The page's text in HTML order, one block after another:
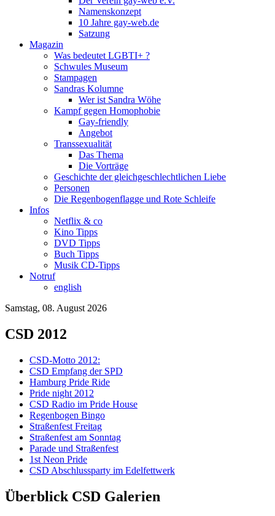
Namenskonzept
10 Jahre gay-web.de
Satzung
Magazin
Was bedeutet LGBTI+ ?
Schwules Museum
Stampagen
Sandras Kolumne
Wer ist Sandra Wöhe
Kampf gegen Homophobie
Gay-friendly
Angebot
Transsexualität
Das Thema
Die Vorträge
Geschichte der gleichgeschlechtlichen Liebe
Personen
Die Regenbogenflagge und Rote Schleife
Infos
Netflix & co
Kino Tipps
DVD Tipps
Buch Tipps
Musik CD-Tipps
Notruf
english
Samstag, 08. August 2026
CSD 2012
CSD-Motto 2012:
CSD Empfang der SPD
Hamburg Pride Ride
Pride night 2012
CSD Radio im Pride House
Regenbogen Bingo
Straßenfest Freitag
Straßenfest am Sonntag
Parade und Straßenfest
1st Neon Pride
CSD Abschlussparty im Edelfettwerk
Überblick CSD Galerien